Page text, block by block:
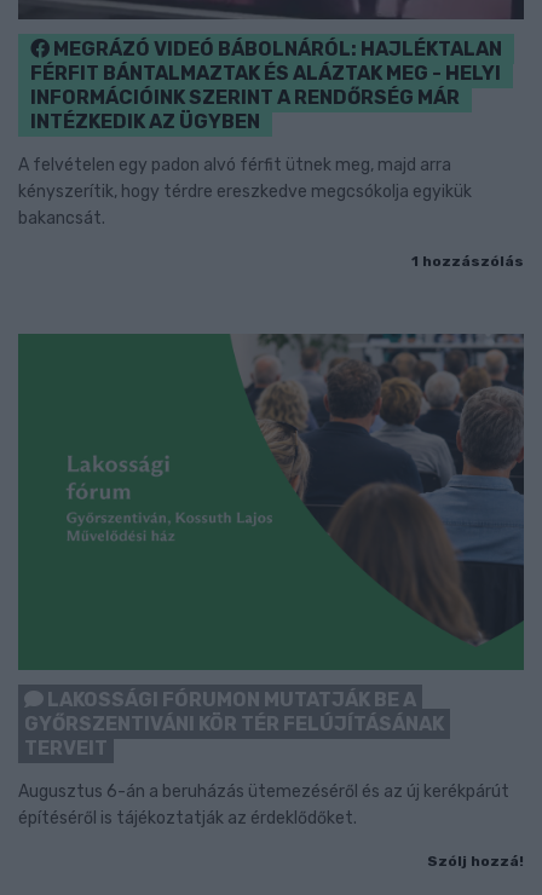
MEGRÁZÓ VIDEÓ BÁBOLNÁRÓL: HAJLÉKTALAN
FÉRFIT BÁNTALMAZTAK ÉS ALÁZTAK MEG - HELYI
INFORMÁCIÓINK SZERINT A RENDŐRSÉG MÁR
INTÉZKEDIK AZ ÜGYBEN
A felvételen egy padon alvó férfit ütnek meg, majd arra
kényszerítik, hogy térdre ereszkedve megcsókolja egyikük
bakancsát.
1 hozzászólás
LAKOSSÁGI FÓRUMON MUTATJÁK BE A
GYŐRSZENTIVÁNI KÖR TÉR FELÚJÍTÁSÁNAK
TERVEIT
Augusztus 6-án a beruházás ütemezéséről és az új kerékpárút
építéséről is tájékoztatják az érdeklődőket.
Szólj hozzá!